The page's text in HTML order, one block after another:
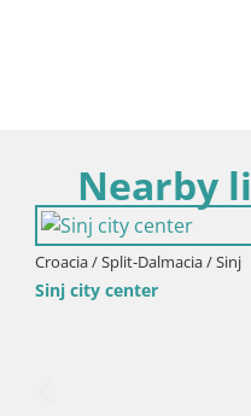
Nearby
Croacia / Split-Dalmacia / Sinj
Sinj city center